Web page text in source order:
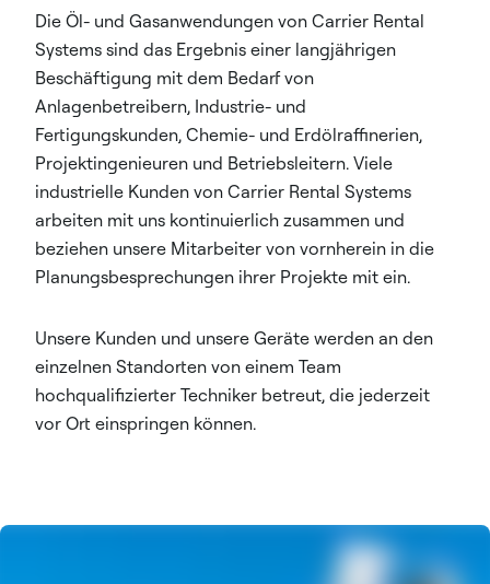
Die Öl- und Gasanwendungen von Carrier Rental
Systems sind das Ergebnis einer langjährigen
Beschäftigung mit dem Bedarf von
Anlagenbetreibern, Industrie- und
Fertigungskunden, Chemie- und Erdölraffinerien,
Projektingenieuren und Betriebsleitern. Viele
industrielle Kunden von Carrier Rental Systems
arbeiten mit uns kontinuierlich zusammen und
beziehen unsere Mitarbeiter von vornherein in die
Planungsbesprechungen ihrer Projekte mit ein.​
Unsere Kunden und unsere Geräte werden an den
einzelnen Standorten von einem Team
hochqualifizierter Techniker betreut, die jederzeit
vor Ort einspringen können.​​